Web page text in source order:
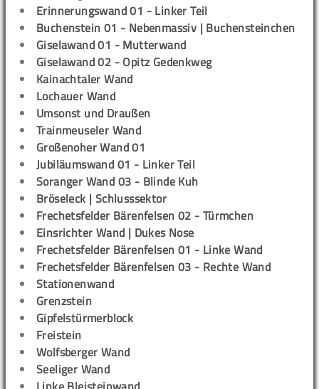
Erinnerungswand 01 - Linker Teil
Buchenstein 01 - Nebenmassiv | Buchensteinchen
Giselawand 01 - Mutterwand
Giselawand 02 - Opitz Gedenkweg
Kainachtaler Wand
Lochauer Wand
Umsonst und Draußen
Trainmeuseler Wand
Großenoher Wand 01
Jubiläumswand 01 - Linker Teil
Soranger Wand 03 - Blinde Kuh
Bröseleck | Schlusssektor
Frechetsfelder Bärenfelsen 02 - Türmchen
Einsrichter Wand | Dukes Nose
Frechetsfelder Bärenfelsen 01 - Linke Wand
Frechetsfelder Bärenfelsen 03 - Rechte Wand
Stationenwand
Grenzstein
Gipfelstürmerblock
Freistein
Wolfsberger Wand
Seeliger Wand